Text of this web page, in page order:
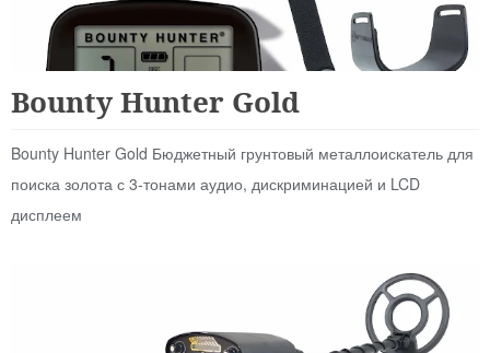
Bounty Hunter Gold
Bounty Hunter Gold Бюджетный грунтовый металлоискатель для
поиска золота с 3-тонами аудио, дискриминацией и LCD
дисплеем